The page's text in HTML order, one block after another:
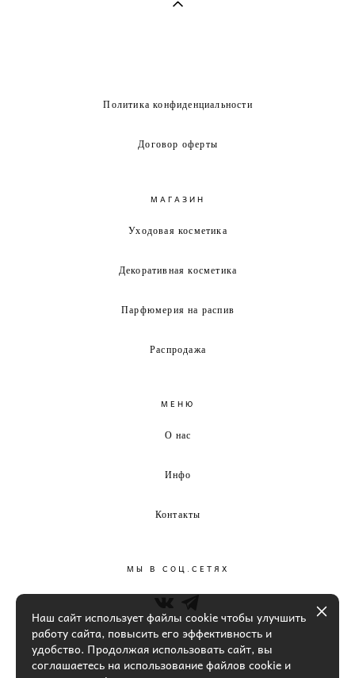
Политика конфиденциальности
Договор оферты
МАГАЗИН
Уходовая косметика
Декоративная косметика
Парфюмерия на распив
Распродажа
МЕНЮ
О нас
Инфо
Контакты
МЫ В СОЦ.СЕТЯХ
Наш сайт использует файлы cookie чтобы улучшить
работу сайта, повысить его эффективность и
удобство. Продолжая использовать сайт, вы
соглашаетесь на использование файлов cookie и